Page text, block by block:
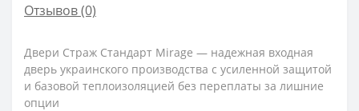
Отзывов (0)
Двери Страж Стандарт Mirage — надежная входная
дверь украинского производства с усиленной защитой
и базовой теплоизоляцией без переплаты за лишние
опции